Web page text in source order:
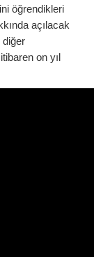
öğrendikleri
açılacak
diğer
on yıl